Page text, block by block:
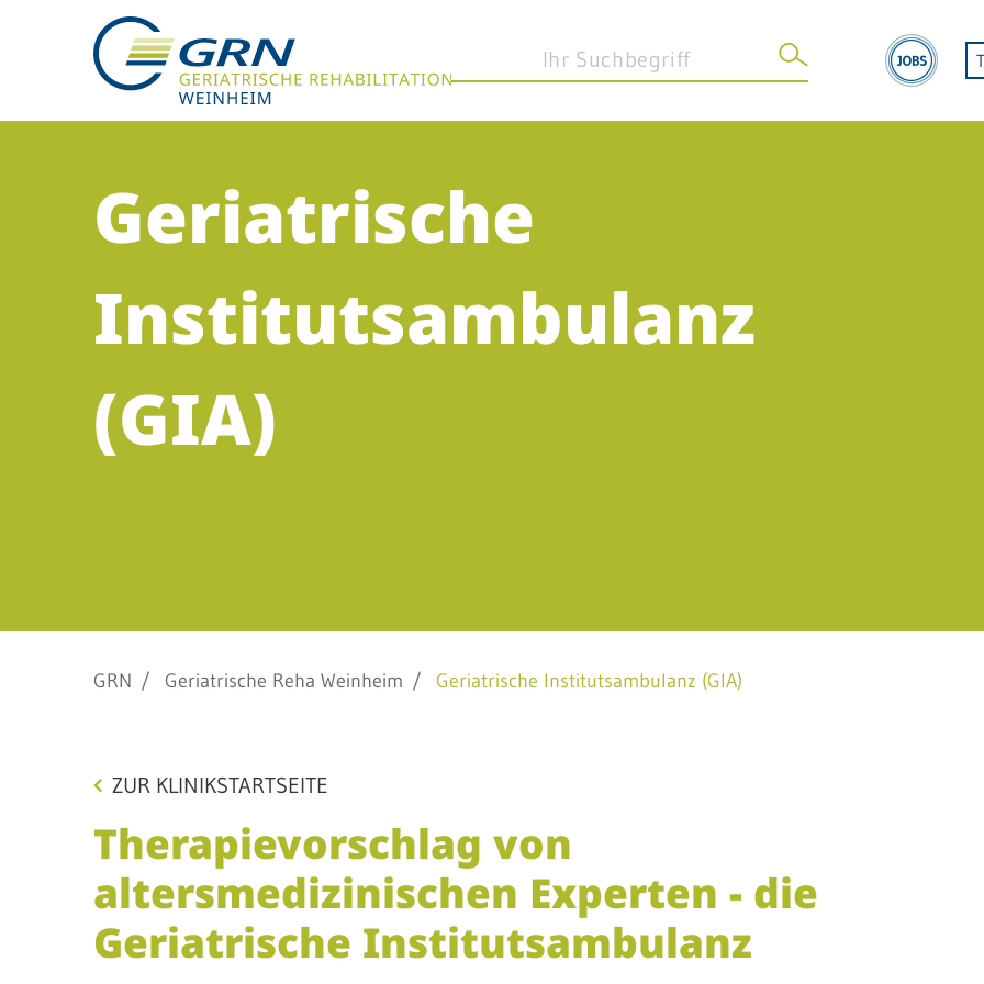
GRN
Medizinische Fachzentren
Medizinische Themenseiten
Patientenportal
Schwetzingen
Weinheim
Geriatrische Reha Weinheim
Betreuungszentrum Weinheim
Geriatrische
Institutsambulanz
(GIA)
GRN Geriatrische Reha Weinheim Geriatrische Institutsambulanz (GIA)
ZUR KLINIKSTARTSEITE
Therapievorschlag von
altersmedizinischen Experten - die
Geriatrische Institutsambulanz